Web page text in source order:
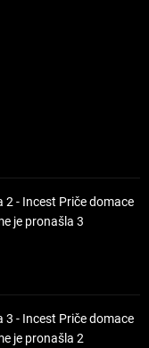
2 - Incest Priče domace
je pronašla 3
3 - Incest Priče domace
je pronašla 2